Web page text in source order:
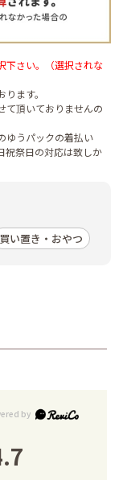
下さい。（選択されな
ます。
て頂いておりませんの
ゆうパックの着払い
祝祭日の対応は致しか
買い置き・おやつ